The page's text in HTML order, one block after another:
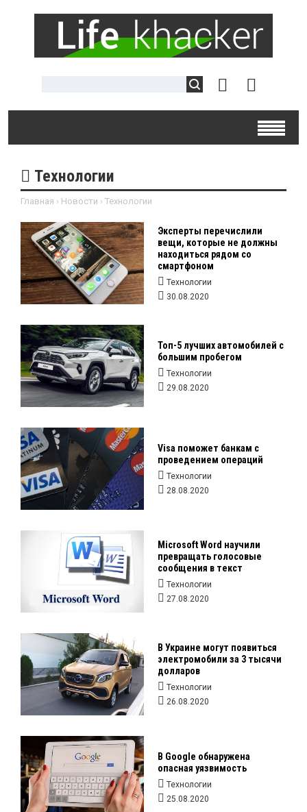
Технологии
Главная › Новости › Технологии
Эксперты перечислили
вещи, которые не должны
находиться рядом со
смартфоном
Технологии
30.08.2020
Топ-5 лучших автомобилей с
большим пробегом
Технологии
29.08.2020
Visa поможет банкам с
проведением операций
Технологии
28.08.2020
Microsoft Word научили
превращать голосовые
сообщения в текст
Технологии
27.08.2020
В Украине могут появиться
электромобили за 3 тысячи
долларов
Технологии
26.08.2020
В Google обнаружена
опасная уязвимость
Технологии
25.08.2020